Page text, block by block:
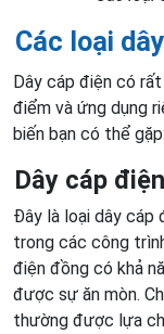
Các loại
Dây cáp điện có
điểm và ứng dụng
biến bạn có thể gặp:
Dây cáp
Đây là loại dây cáp
trong các công
điện đồng có khả
được sự ăn mòn.
thường được lựa